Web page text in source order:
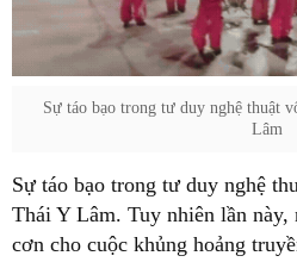
Sự táo bạo trong tư duy nghệ thuật
Lâm
Sự táo bạo trong tư duy nghệ
Thái Y Lâm. Tuy nhiên lần này,
cơn cho cuộc khủng hoảng